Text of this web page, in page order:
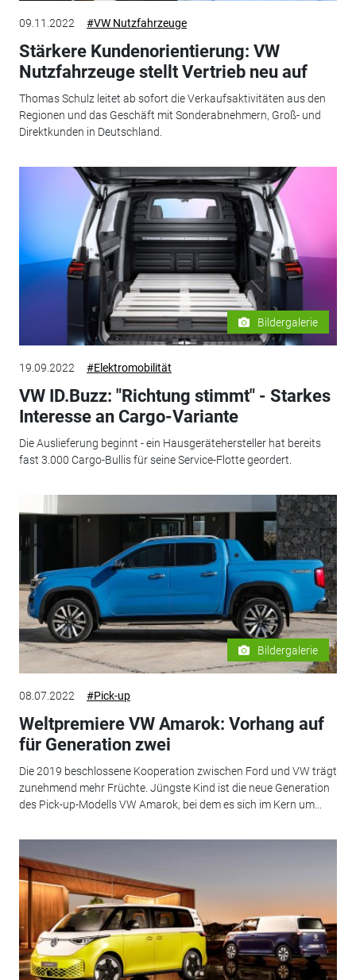
09.11.2022 #VW Nutzfahrzeuge
Stärkere Kundenorientierung: VW
Nutzfahrzeuge stellt Vertrieb neu auf
Thomas Schulz leitet ab sofort die Verkaufsaktivitäten aus den
Regionen und das Geschäft mit Sonderabnehmern, Groß- und
Direktkunden in Deutschland.
Bildergalerie
19.09.2022 #Elektromobilität
VW ID.Buzz: "Richtung stimmt" - Starkes
Interesse an Cargo-Variante
Die Auslieferung beginnt - ein Hausgerätehersteller hat bereits
fast 3.000 Cargo-Bullis für seine Service-Flotte geordert.
Bildergalerie
08.07.2022 #Pick-up
Weltpremiere VW Amarok: Vorhang auf
für Generation zwei
Die 2019 beschlossene Kooperation zwischen Ford und VW trägt
zunehmend mehr Früchte. Jüngste Kind ist die neue Generation
des Pick-up-Modells VW Amarok, bei dem es sich im Kern um...